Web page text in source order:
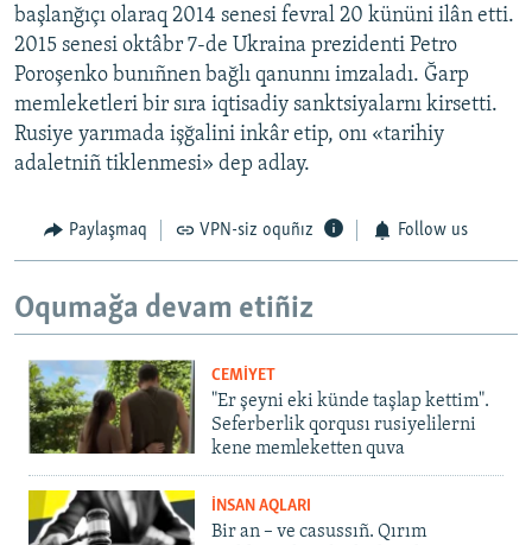
başlanğıçı olaraq 2014 senesi fevral 20 kününi ilân etti.
2015 senesi oktâbr 7-de Ukraina prezidenti Petro
Poroşenko bunıñnen bağlı qanunnı imzaladı. Ğarp
memleketleri bir sıra iqtisadiy sanktsiyalarnı kirsetti.
Rusiye yarımada işğalini inkâr etip, onı «tarihiy
adaletniñ tiklenmesi» dep adlay.
Paylaşmaq VPN-siz oquñız Follow us
Oqumağa devam etiñiz
CEMİYET
"Er şeyni eki künde taşlap kettim".
Seferberlik qorqusı rusiyelilerni
kene memleketten quva
İNSAN AQLARI
Bir an – ve casussıñ. Qırım